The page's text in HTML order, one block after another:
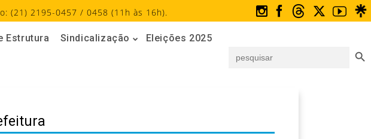
(21) 2195-0457 / 0458 (11h às 16h).
Estrutura Sindicalização
Eleições 2025
for: